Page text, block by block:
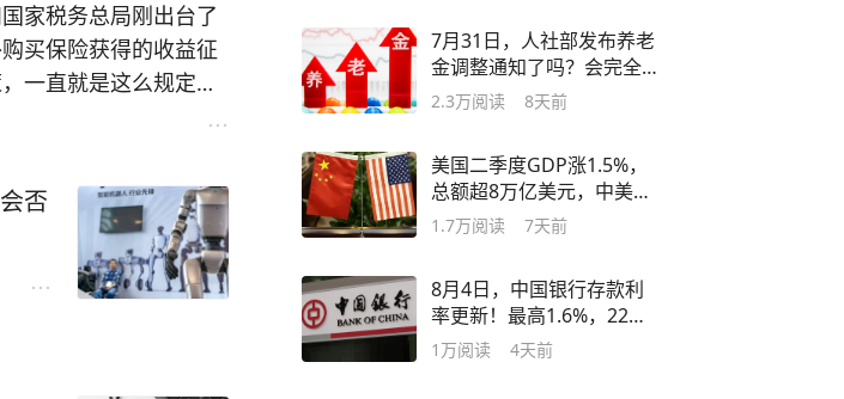
家税务总局刚出台了
买保险获得的收益征
一直就是这么规定
便轻松多了，北京、
20%。国内前些年有
群，否则没有多余资
金做资产配置。不
收个税，香港保险产
否
7月31日，人社部发布养老
金调整通知了吗？会完全
按定额调整吗？
2.3万阅读 8天前
美国二季度GDP涨1.5%，
总额超8万亿美元，中美间
差距大幅缩小？
1.7万阅读 7天前
8月4日，中国银行存款利
率更新！最高1.6%，22万
存一年多少利息？
1万阅读 4天前